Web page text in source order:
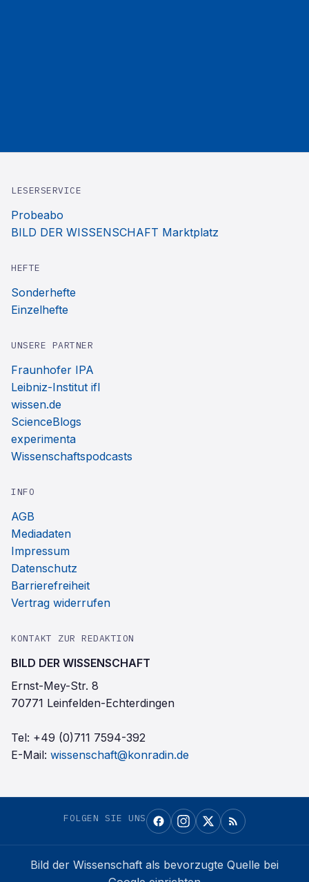
LESERSERVICE
Probeabo
BILD DER WISSENSCHAFT Marktplatz
HEFTE
Sonderhefte
Einzelhefte
UNSERE PARTNER
Fraunhofer IPA
Leibniz-Institut ifl
wissen.de
ScienceBlogs
experimenta
Wissenschaftspodcasts
INFO
AGB
Mediadaten
Impressum
Datenschutz
Barrierefreiheit
Vertrag widerrufen
KONTAKT ZUR REDAKTION
BILD DER WISSENSCHAFT
Ernst-Mey-Str. 8
70771 Leinfelden-Echterdingen
Tel: +49 (0)711 7594-392
E-Mail: wissenschaft@konradin.de
FOLGEN SIE UNS
Bild der Wissenschaft als bevorzugte Quelle bei